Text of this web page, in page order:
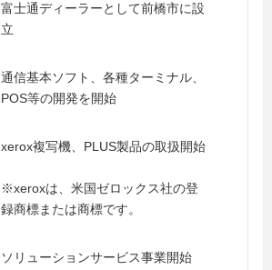
富士通ディーラーとして前橋市に設
立
通信基本ソフト、各種ターミナル、
POS等の開発を開始
xerox複写機、PLUS製品の取扱開始
※xeroxは、米国ゼロックス社の登
録商標または商標です。
ソリューションサービス事業開始